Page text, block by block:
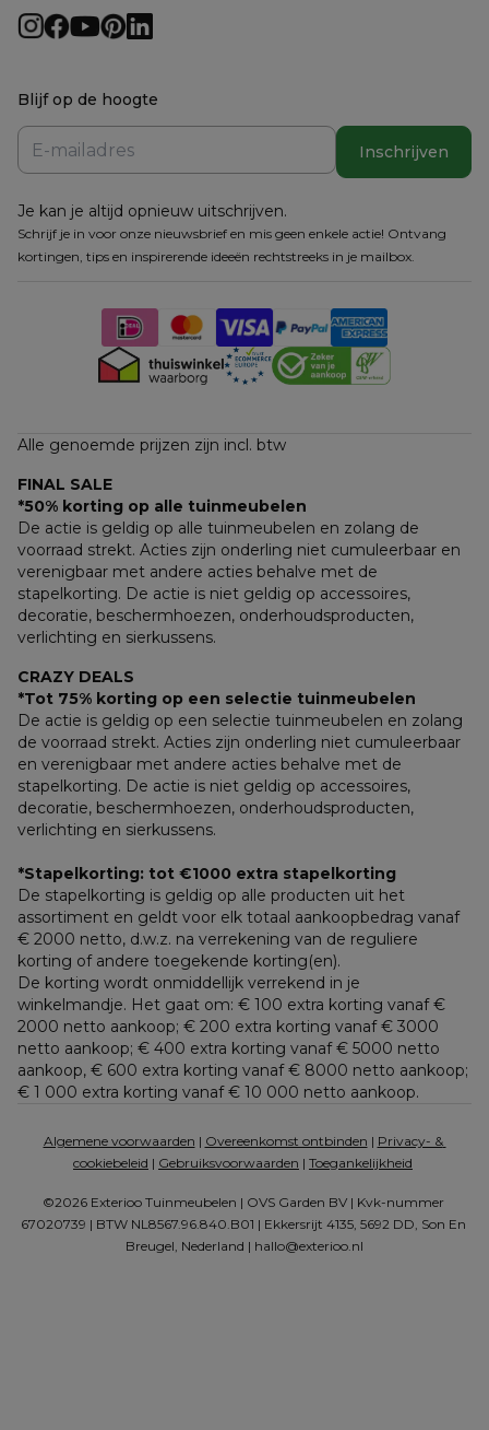
Blijf op de hoogte
Inschrijven
Je kan je altijd opnieuw uitschrijven.
Schrijf je in voor onze nieuwsbrief en mis geen enkele actie! Ontvang
kortingen, tips en inspirerende ideeën rechtstreeks in je mailbox.
Alle genoemde prijzen zijn incl. btw
FINAL SALE
*50% korting op alle tuinmeubelen
De actie is geldig op alle tuinmeubelen en zolang de
voorraad strekt. Acties zijn onderling niet cumuleerbaar en
verenigbaar met andere acties behalve met de
stapelkorting. De actie is niet geldig op accessoires,
decoratie, beschermhoezen, onderhoudsproducten,
verlichting en sierkussens.
CRAZY DEALS
*Tot 75% korting op een selectie tuinmeubelen
De actie is geldig op een selectie tuinmeubelen en zolang
de voorraad strekt. Acties zijn onderling niet cumuleerbaar
en verenigbaar met andere acties behalve met de
stapelkorting. De actie is niet geldig op accessoires,
decoratie, beschermhoezen, onderhoudsproducten,
verlichting en sierkussens.
*Stapelkorting: tot €1000 extra stapelkorting
De stapelkorting is geldig op alle producten uit het
assortiment en geldt voor elk totaal aankoopbedrag vanaf
€ 2000 netto, d.w.z. na verrekening van de reguliere
korting of andere toegekende korting(en).
De korting wordt onmiddellijk verrekend in je
winkelmandje. Het gaat om: € 100 extra korting vanaf €
2000 netto aankoop; € 200 extra korting vanaf € 3000
netto aankoop; € 400 extra korting vanaf € 5000 netto
€ 1 000 extra korting vanaf € 10 000 netto aankoop.
Algemene voorwaarden | Overeenkomst ontbinden | Privacy- &
cookiebeleid | Gebruiksvoorwaarden | Toegankelijkheid
©2026 Exterioo Tuinmeubelen | OVS Garden BV | Kvk-nummer
67020739 | BTW NL8567.96.840.B01 | Ekkersrijt 4135, 5692 DD, Son En
Breugel, Nederland | hallo@exterioo.nl